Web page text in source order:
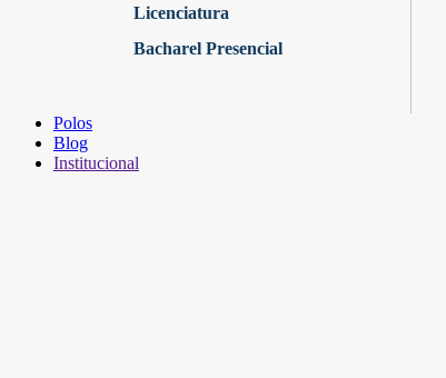
Licenciatura
Bacharel Presencial
Polos
Blog
Institucional